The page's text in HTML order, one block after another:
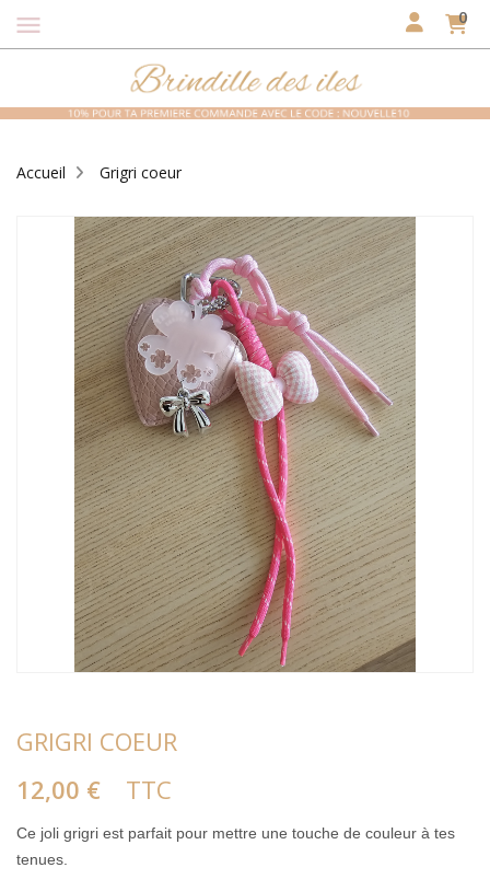
menu 0
Accueil Grigri coeur
GRIGRI COEUR
12,00 €
TTC
Ce joli grigri est parfait pour mettre une touche de couleur à tes
tenues.